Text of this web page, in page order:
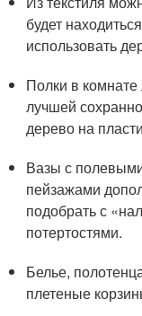
будет
использовать
Полки в
лучшей
дерево на
Вазы с
пейзажами
подобрать с
потертостями.
Белье,
плетеные